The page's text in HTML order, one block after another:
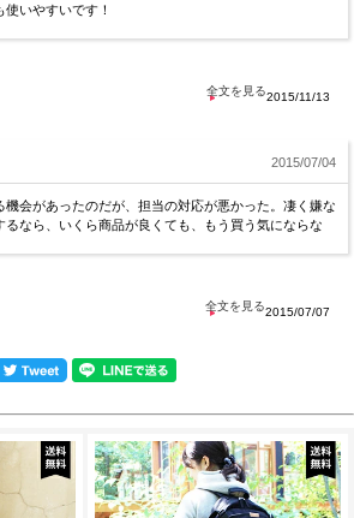
いやすいです！
2015/11/13
2015/07/04
機会があったのだが、担当の対応が悪かった。凄く嫌な
なら、いくら商品が良くても、もう買う気にならな
2015/07/07